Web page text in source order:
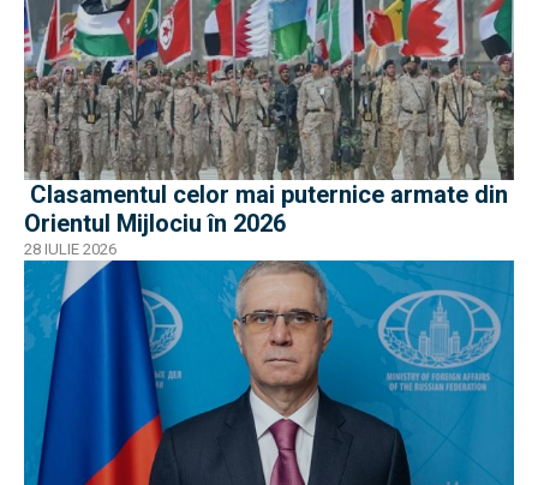
Clasamentul celor mai puternice armate din
Orientul Mijlociu în 2026
28 IULIE 2026